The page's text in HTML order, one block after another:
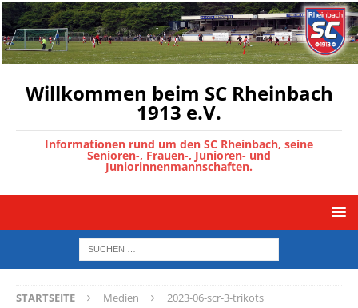
Willkommen beim SC Rheinbach
1913 e.V.
Informationen rund um den SC Rheinbach, seine
Senioren-, Frauen-, Junioren- und
Juniorinnenmannschaften.
STARTSEITE Medien 2023-06-scr-3-trikots